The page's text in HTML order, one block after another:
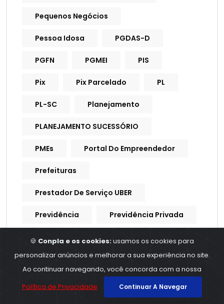
Pequenos Negócios
Pessoa Idosa PGDAS-D
PGFN PGMEI PIS
Pix Pix Parcelado PL
PL-SC Planejamento
PLANEJAMENTO SUCESSÓRIO
PMEs Portal Do Empreendedor
Prefeituras
Prestador De Serviço UBER
Previdência Previdência Privada
Previdência Social Previdencia
Previdencia Social
Processo Trabalhista
🍪 Conpla e os cookies:usamos os cookies para
personalizar anúncios e melhorar a sua experiência no site.
Ao continuar navegando, você concorda com a nossa
Política de Privacidade
Continuar A Navegar